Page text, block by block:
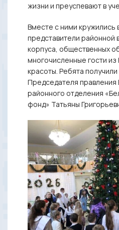
жизни и преуспевают в
Вместе с ними кружились
представители районной
корпуса, общественных
многочисленные гости
красоты. Ребята
Председателя правления
районного отделения
фонд» Татьяны